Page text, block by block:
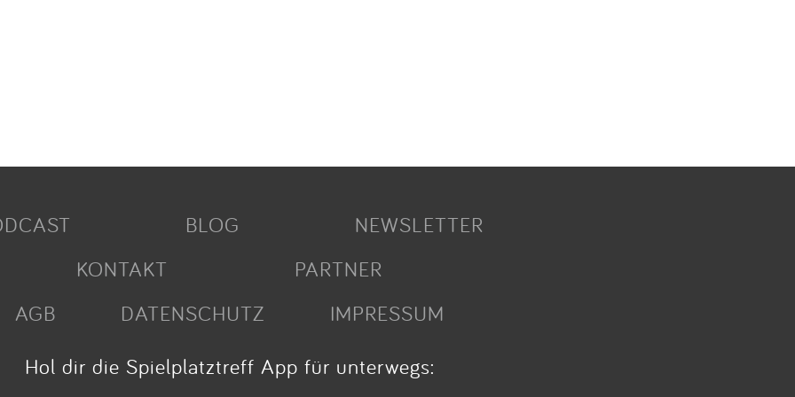
BLOG
NEWSLETTER
KONTAKT
PARTNER
AGB
DATENSCHUTZ
IMPRESSUM
Hol dir die Spielplatztreff App für unterwegs: